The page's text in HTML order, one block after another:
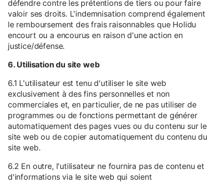
défendre contre les prétentions de tiers ou pour faire
valoir ses droits. L'indemnisation comprend également
le remboursement des frais raisonnables que Holidu
encourt ou a encourus en raison d'une action en
justice/défense.
6. Utilisation du site web
6.1 L'utilisateur est tenu d'utiliser le site web
exclusivement à des fins personnelles et non
commerciales et, en particulier, de ne pas utiliser de
programmes ou de fonctions permettant de générer
automatiquement des pages vues ou du contenu sur le
site web ou de copier automatiquement du contenu du
site web.
6.2 En outre, l'utilisateur ne fournira pas de contenu et
d'informations via le site web qui soient